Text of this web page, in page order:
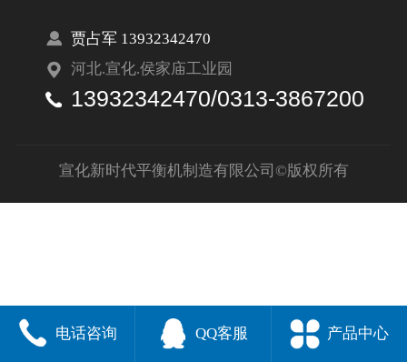
贾占军 13932342470
河北.宣化.侯家庙工业园
13932342470/0313-3867200
宣化新时代平衡机制造有限公司©版权所有
电话咨询 QQ客服 产品中心